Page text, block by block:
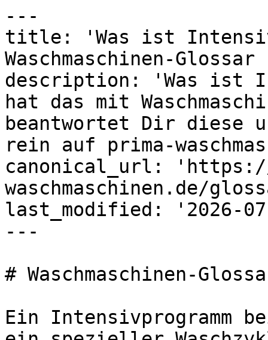
---
title: 'Was ist
Waschmaschinen-
description: 'Was ist
hat das mit
beantwortet Dir diese
rein auf prima-
canonical_url: 'https://
waschmaschinen.de/
last_modified: '2026-
---
# Waschmaschinen-
Ein Intensivprogramm